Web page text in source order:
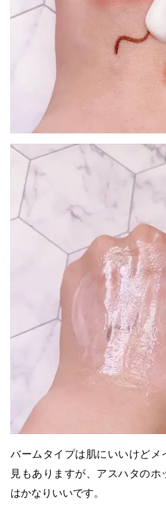
バームタイプは肌にいいけど
見もありますが、アスハタの
はかなりいいです。